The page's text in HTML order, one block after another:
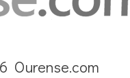
Ourense.com